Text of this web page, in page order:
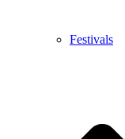
Festivals